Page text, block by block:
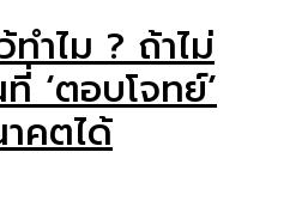
ำไม ? ถ้าไม่
‘ตอบโจทย์’
คตได้